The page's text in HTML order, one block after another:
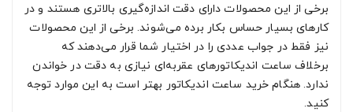
برخی از این محصولات دارای دقت اندازه‌‌گیری بالاتری هستند و در
کارهای بسیار حساس بکار برده می‌شوند. برخی از این محصولات
نیز فقط در جواب عددی را در اختیار شما قرار می‌دهند که
برخلاف ساعت اندیکاتورهای عقربه‌‌ای نیازی به دقت در خواندن
ندارد. هنگام خرید ساعت اندیکاتور بهتر است به این موارد توجه
کنید.